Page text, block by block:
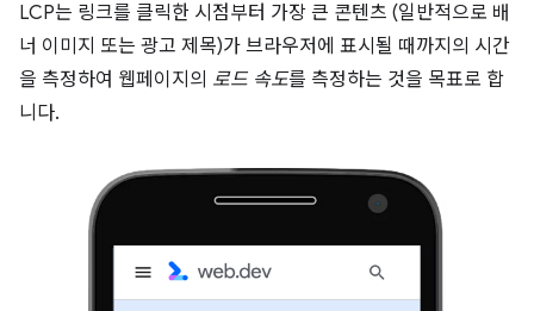
LCP는 링크를 클릭한 시점부터 가장 큰 콘텐츠 (일반적으로 배
너 이미지 또는 광고 제목)가 브라우저에 표시될 때까지의 시간
을 측정하여 웹페이지의 로드 속도를 측정하는 것을 목표로 합
니다.